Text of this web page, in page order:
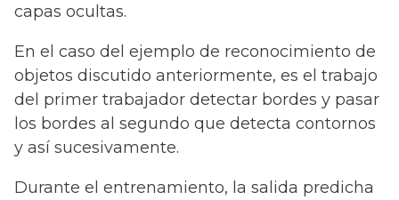
capas ocultas.
En el caso del ejemplo de reconocimiento de
objetos discutido anteriormente, es el trabajo
del primer trabajador detectar bordes y pasar
los bordes al segundo que detecta contornos
y así sucesivamente.
Durante el entrenamiento, la salida predicha